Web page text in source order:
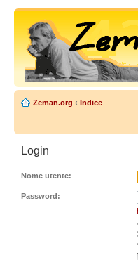
Zeman.org ‹ Indice
Login
Nome utente:
Password: